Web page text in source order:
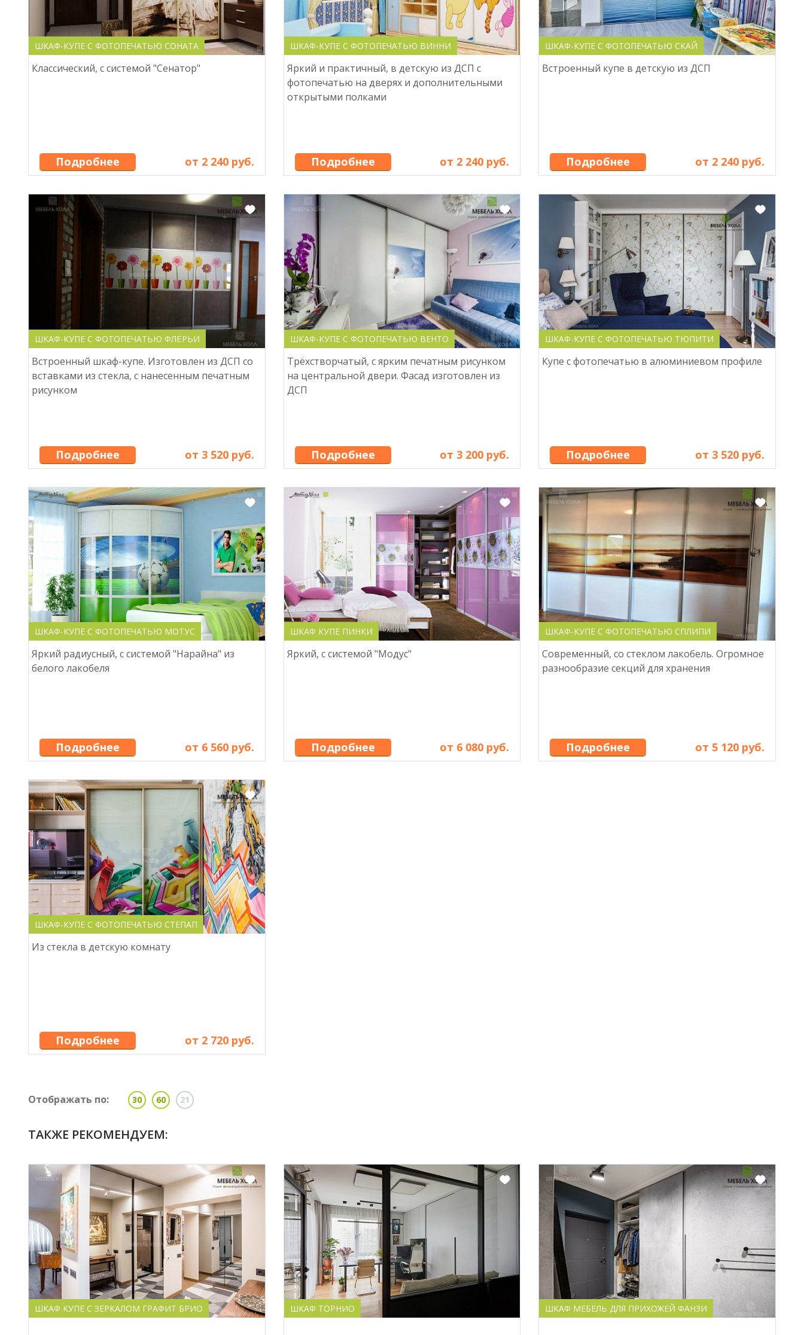
ШКАФ-КУПЕ С ФОТОПЕЧАТЬЮ СОНАТА
Классический, с системой "Сенатор"
Подробнее от 2 240 руб.
ШКАФ-КУПЕ С ФОТОПЕЧАТЬЮ ВИННИ
Яркий и практичный, в детскую из ДСП с
фотопечатью на дверях и дополнительными
открытыми полками
Подробнее от 2 240 руб.
ШКАФ-КУПЕ С ФОТОПЕЧАТЬЮ СКАЙ
Встроенный купе в детскую из ДСП
Подробнее от 2 240 руб.
ШКАФ-КУПЕ С ФОТОПЕЧАТЬЮ ФЛЁРЬИ
Встроенный шкаф-купе. Изготовлен из ДСП со
вставками из стекла, с нанесенным печатным
рисунком
Подробнее от 3 520 руб.
ШКАФ-КУПЕ С ФОТОПЕЧАТЬЮ ВЕНТО
Трёхстворчатый, с ярким печатным рисунком
на центральной двери. Фасад изготовлен из
ДСП
Подробнее от 3 200 руб.
ШКАФ-КУПЕ С ФОТОПЕЧАТЬЮ ТЮПИТИ
Купе с фотопечатью в алюминиевом профиле
Подробнее от 3 520 руб.
ШКАФ-КУПЕ С ФОТОПЕЧАТЬЮ МОТУС
Яркий радиусный, с системой "Нарайна" из
белого лакобеля
Подробнее от 6 560 руб.
ШКАФ КУПЕ ПИНКИ
Яркий, с системой "Модус"
Подробнее от 6 080 руб.
ШКАФ-КУПЕ С ФОТОПЕЧАТЬЮ СПЛИПИ
Современный, со стеклом лакобель. Огромное
разнообразие секций для хранения
Подробнее от 5 120 руб.
ШКАФ-КУПЕ С ФОТОПЕЧАТЬЮ СТЕПАП
Из стекла в детскую комнату
Подробнее от 2 720 руб.
Отображать по: 30 60 21
ТАКЖЕ РЕКОМЕНДУЕМ:
ШКАФ КУПЕ С ЗЕРКАЛОМ ГРАФИТ БРИО ШКАФ ТОРНИО ШКАФ МЕБЕЛЬ ДЛЯ ПРИХОЖЕЙ ФАНЗИ